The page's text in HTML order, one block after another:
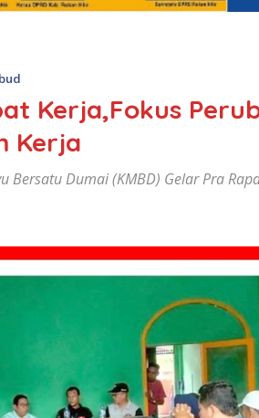
Kerja,Fokus
Kerja
Bersatu Dumai (KMBD) Gelar Pra